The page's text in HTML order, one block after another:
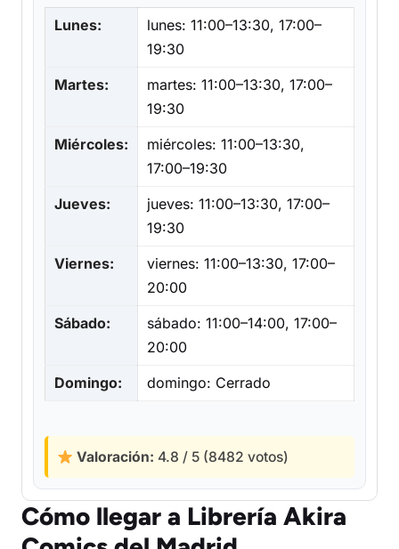
Lunes:
lunes: 11:00–13:30, 17:00–
19:30
Martes:
martes: 11:00–13:30, 17:00–
19:30
Miércoles:
miércoles: 11:00–13:30,
17:00–19:30
Jueves:
jueves: 11:00–13:30, 17:00–
19:30
Viernes:
viernes: 11:00–13:30, 17:00–
20:00
Sábado:
sábado: 11:00–14:00, 17:00–
20:00
Domingo:
domingo: Cerrado
Valoración: 4.8 / 5 (8482 votos)
Cómo llegar a Librería Akira